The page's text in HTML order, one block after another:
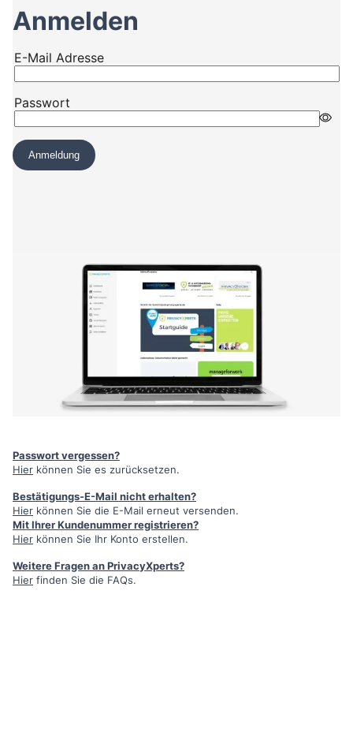
Anmelden
Passwort vergessen?
Hier können Sie es zurücksetzen.
Bestätigungs-E-Mail nicht erhalten?
Hier können Sie die E-Mail erneut versenden.
Mit Ihrer Kundenummer registrieren?
Hier können Sie Ihr Konto erstellen.
Weitere Fragen an PrivacyXperts?
Hier finden Sie die FAQs.